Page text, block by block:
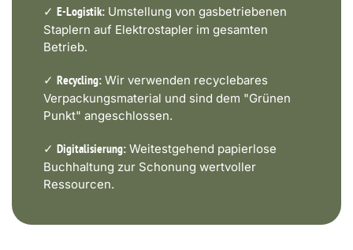
✓ E-Logistik: Umstellung von gasbetriebenen
Staplern auf Elektrostapler im gesamten
Betrieb.
✓ Recycling: Wir verwenden recyclebares
Verpackungsmaterial und sind dem "Grünen
Punkt" angeschlossen.
✓ Digitalisierung: Weitestgehend papierlose
Buchhaltung zur Schonung wertvoller
Ressourcen.